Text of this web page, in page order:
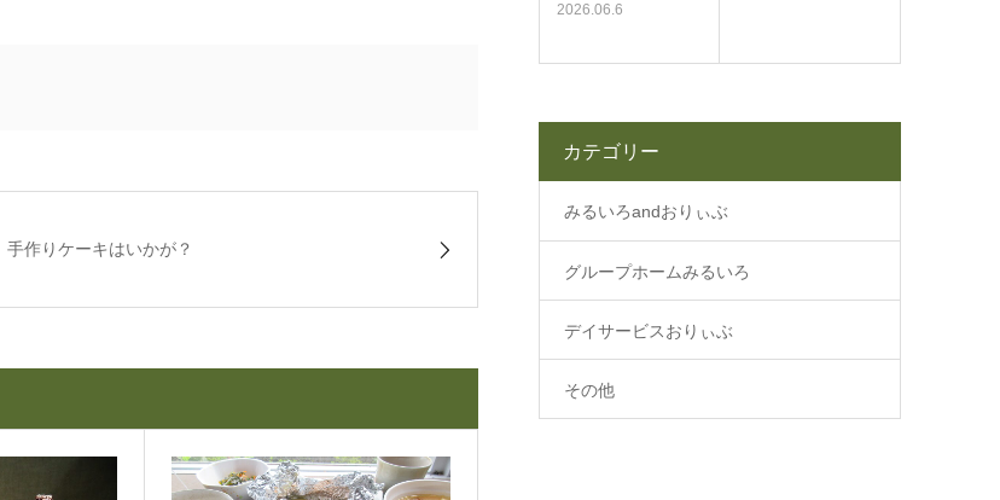
手作りケーキはいかが？
2026.06.6
カテゴリー
みるいろandおりぃぶ
グループホームみるいろ
デイサービスおりぃぶ
その他